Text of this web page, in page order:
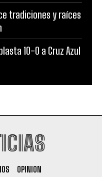
tradiciones y raíces
10-0 a Cruz Azul
OPINION